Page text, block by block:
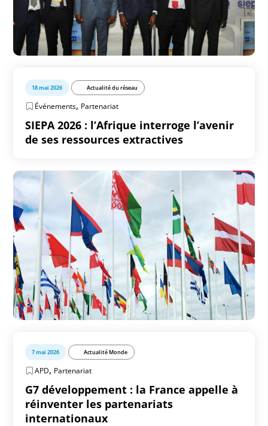
18 mai 2026 Actualité du réseau
Événements, Partenariat
SIEPA 2026 : l’Afrique interroge l’avenir
de ses ressources extractives
7 mai 2026 Actualité Monde
APD, Partenariat
G7 développement : la France appelle à
réinventer les partenariats
internationaux